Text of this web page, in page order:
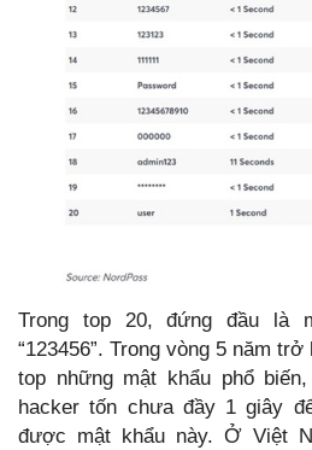
Trong top 20, đứng đầu là
“123456”. Trong vòng 5 năm
top những mật khẩu phổ
hacker tốn chưa đầy 1 giây
được mật khẩu này. Ở Việt